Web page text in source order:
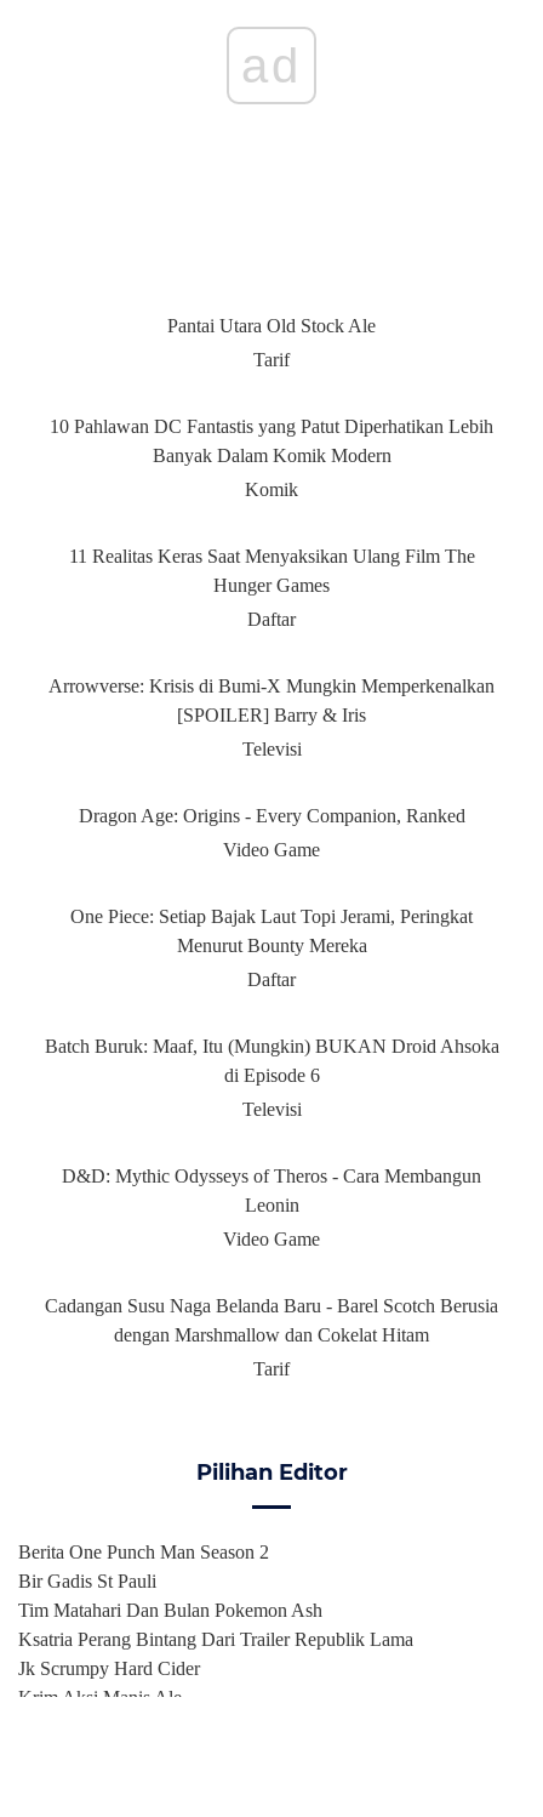
ad
Pantai Utara Old Stock Ale
Tarif
10 Pahlawan DC Fantastis yang Patut Diperhatikan Lebih
Banyak Dalam Komik Modern
Komik
11 Realitas Keras Saat Menyaksikan Ulang Film The
Hunger Games
Daftar
Arrowverse: Krisis di Bumi-X Mungkin Memperkenalkan
[SPOILER] Barry & Iris
Televisi
Dragon Age: Origins - Every Companion, Ranked
Video Game
One Piece: Setiap Bajak Laut Topi Jerami, Peringkat
Menurut Bounty Mereka
Daftar
Batch Buruk: Maaf, Itu (Mungkin) BUKAN Droid Ahsoka
di Episode 6
Televisi
D&D: Mythic Odysseys of Theros - Cara Membangun
Leonin
Video Game
Cadangan Susu Naga Belanda Baru - Barel Scotch Berusia
dengan Marshmallow dan Cokelat Hitam
Tarif
Pilihan Editor
Berita One Punch Man Season 2
Bir Gadis St Pauli
Tim Matahari Dan Bulan Pokemon Ash
Ksatria Perang Bintang Dari Trailer Republik Lama
Jk Scrumpy Hard Cider
Krim Aksi Manis Ale